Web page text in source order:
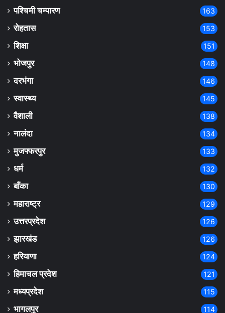
पश्चिमी चम्पारण 163
रोहतास 153
शिक्षा 151
भोजपुर 148
दरभंगा 146
स्वास्थ्य 145
वैशाली 138
नालंदा 134
मुजफ्फरपुर 133
धर्म 132
बाँका 130
महाराष्ट्र 129
उत्तरप्रदेश 126
झारखंड 126
हरियाणा 124
हिमाचल प्रदेश 121
मध्यप्रदेश 115
भागलपुर 114